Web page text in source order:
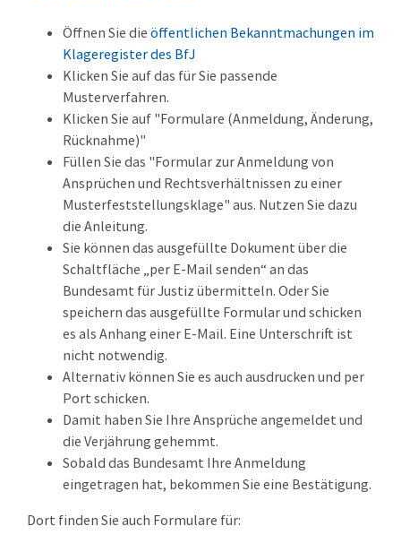
Öffnen Sie die öffentlichen Bekanntmachungen im
Klageregister des BfJ
Klicken Sie auf das für Sie passende
Musterverfahren.
Klicken Sie auf "Formulare (Anmeldung, Änderung,
Rücknahme)"
Füllen Sie das "Formular zur Anmeldung von
Ansprüchen und Rechtsverhältnissen zu einer
Musterfeststellungsklage" aus. Nutzen Sie dazu
die Anleitung.
Sie können das ausgefüllte Dokument über die
Schaltfläche „per E-Mail senden“ an das
Bundesamt für Justiz übermitteln. Oder Sie
speichern das ausgefüllte Formular und schicken
es als Anhang einer E-Mail. Eine Unterschrift ist
nicht notwendig.
Alternativ können Sie es auch ausdrucken und per
Port schicken.
Damit haben Sie Ihre Ansprüche angemeldet und
die Verjährung gehemmt.
Sobald das Bundesamt Ihre Anmeldung
eingetragen hat, bekommen Sie eine Bestätigung.
Dort finden Sie auch Formulare für: